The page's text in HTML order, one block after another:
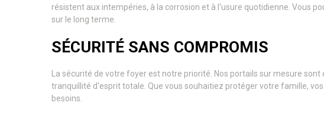
résistent aux intempéries, à la corrosion et à l'usure quotidienne. Vous
sur le long terme.
SÉCURITÉ SANS COMPROMIS
La sécurité de votre foyer est notre priorité. Nos portails sur mesure
tranquillité d'esprit totale. Que vous souhaitiez protéger votre famille,
besoins.